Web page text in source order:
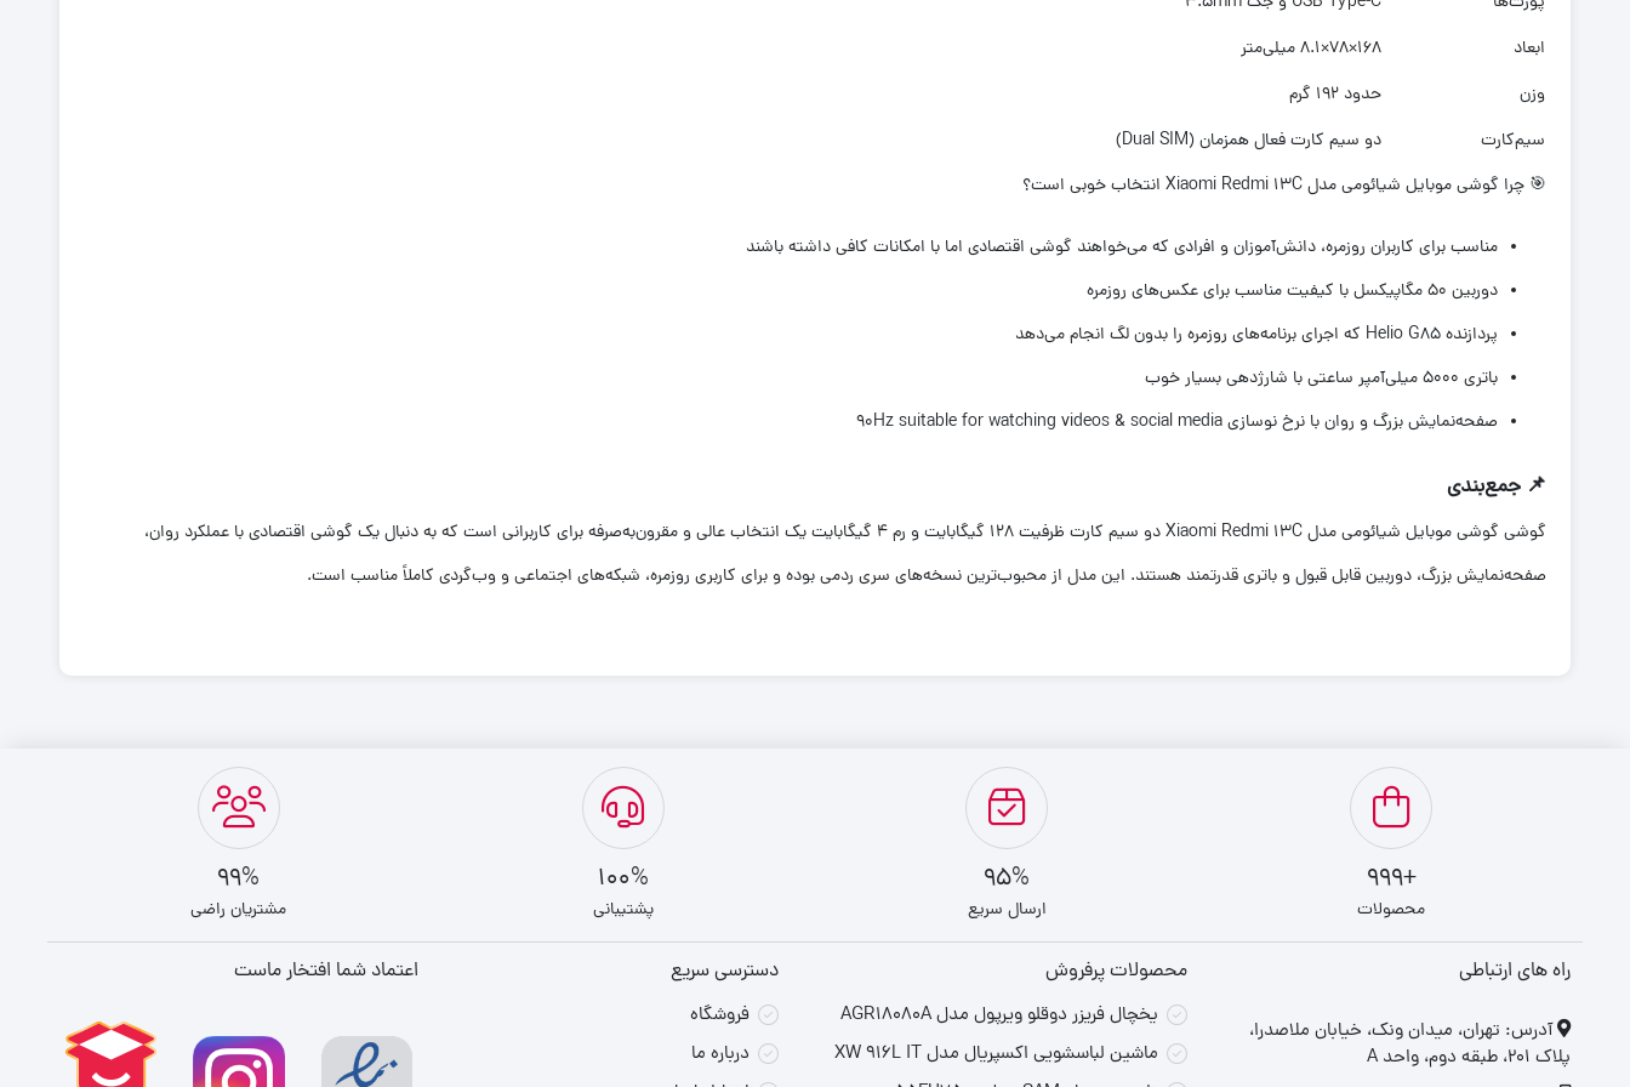
ابعاد
168×78×8.1 میلی‌متر
وزن
حدود 192 گرم
سیم‌کارت
دو سیم کارت فعال همزمان (Dual SIM)
🎯 چرا گوشی موبایل شیائومی مدل Xiaomi Redmi 13C انتخاب خوبی است؟
مناسب برای کاربران روزمره، دانش‌آموزان و افرادی که می‌خواهند گوشی اقتصادی اما با امکانات کافی داشته باشند
دوربین 50 مگاپیکسل با کیفیت مناسب برای عکس‌های روزمره
پردازنده Helio G85 که اجرای برنامه‌های روزمره را بدون لگ انجام می‌دهد
باتری 5000 میلی‌آمپر ساعتی با شارژدهی بسیار خوب
صفحه‌نمایش بزرگ و روان با نرخ نوسازی 90Hz suitable for watching videos & social media
📌 جمع‌بندی
گوشی گوشی موبایل شیائومی مدل Xiaomi Redmi 13C دو سیم کارت ظرفیت 128 گیگابایت و رم 4 گیگابایت یک انتخاب عالی و مقرون‌به‌صرفه برای کاربرانی است که به دنبال یک گوشی اقتصادی با عملکرد روان،
صفحه‌نمایش بزرگ، دوربین قابل قبول و باتری قدرتمند هستند. این مدل از محبوب‌ترین نسخه‌های سری ردمی بوده و برای کاربری روزمره، شبکه‌های اجتماعی و وب‌گردی کاملاً مناسب است.
+999
محصولات
95%
ارسال سریع
100%
پشتیبانی
99%
مشتریان راضی
راه های ارتباطی
‎آدرس: تهران، میدان ونک، خیابان ملاصدرا،
پلاک ۲۰۱، طبقه دوم، واحد A
محصولات پرفروش
یخچال فریزر دوقلو ویرپول مدل AGR18080A
ماشین لباسشویی اکسپریال مدل XW 916L IT
دسترسی سریع
فروشگاه
درباره ما
اعتماد شما افتخار ماست